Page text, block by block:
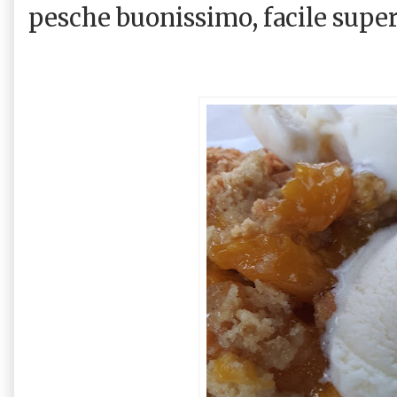
pesche buonissimo, facile